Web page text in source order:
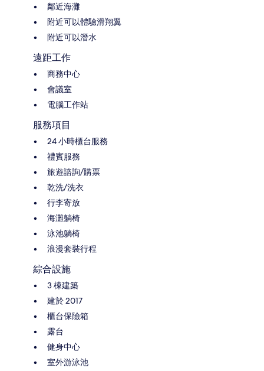
鄰近海灘
附近可以體驗滑翔翼
附近可以潛水
遠距工作
商務中心
會議室
電腦工作站
服務項目
24 小時櫃台服務
禮賓服務
旅遊諮詢/購票
乾洗/洗衣
行李寄放
海灘躺椅
泳池躺椅
浪漫套裝行程
綜合設施
3 棟建築
建於 2017
櫃台保險箱
露台
健身中心
室外游泳池